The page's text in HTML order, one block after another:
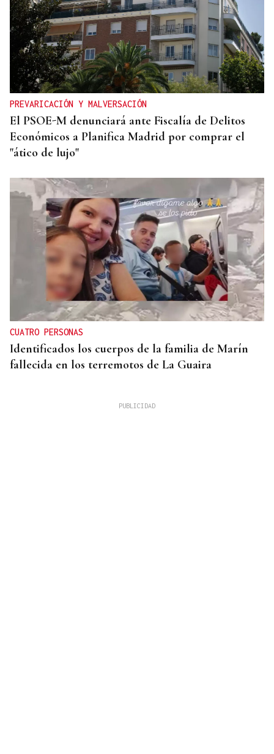
PREVARICACIÓN Y MALVERSACIÓN
El PSOE-M denunciará ante Fiscalía de Delitos
Económicos a Planifica Madrid por comprar el
"ático de lujo"
CUATRO PERSONAS
Identificados los cuerpos de la familia de Marín
fallecida en los terremotos de La Guaira